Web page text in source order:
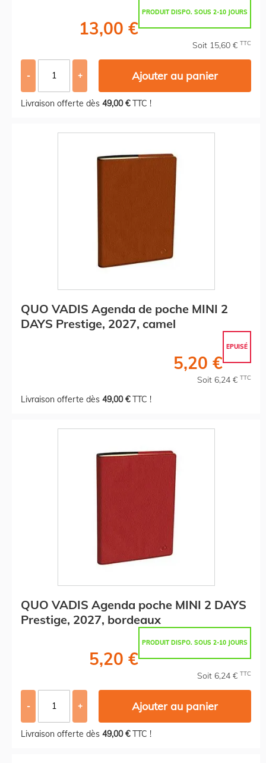
PRODUIT DISPO. SOUS 2-10 JOURS
13,00 €
Soit 15,60 € TTC
- + Ajouter au panier
Livraison offerte dès 49,00 €TTC !
QUO VADIS Agenda de poche MINI 2
DAYS Prestige, 2027, camel
EPUISÉ
5,20 €
Soit 6,24 € TTC
Livraison offerte dès 49,00 €TTC !
QUO VADIS Agenda poche MINI 2 DAYS
Prestige, 2027, bordeaux
PRODUIT DISPO. SOUS 2-10 JOURS
5,20 €
Soit 6,24 € TTC
- + Ajouter au panier
Livraison offerte dès 49,00 €TTC !